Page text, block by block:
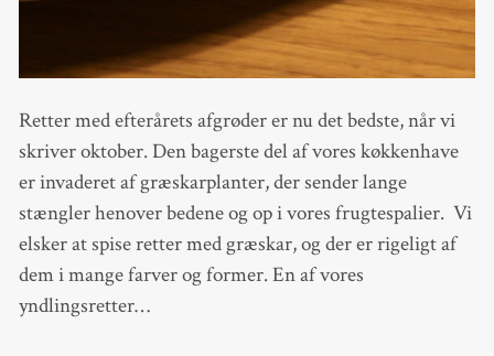
Retter med efterårets afgrøder er nu det bedste, når vi
skriver oktober. Den bagerste del af vores køkkenhave
er invaderet af græskarplanter, der sender lange
stængler henover bedene og op i vores frugtespalier. Vi
elsker at spise retter med græskar, og der er rigeligt af
dem i mange farver og former. En af vores
yndlingsretter…